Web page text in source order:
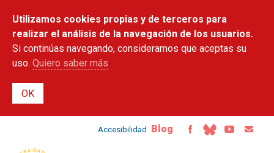
contenido
principal
Utilizamos cookies propias y de terceros para
realizar el análisis de la navegación de los usuarios.
Si continúas navegando, consideramos que aceptas su
uso. Quiero saber más
Accesibilidad Blog